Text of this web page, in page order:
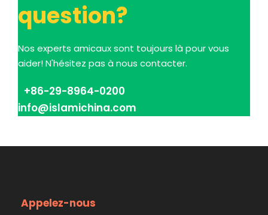
question?
Nos experts amicaux sont toujours là pour vous
aider! N'hésitez pas à nous contacter.
+86-29-8964-0200
info@islamichina.com
Appelez-nous